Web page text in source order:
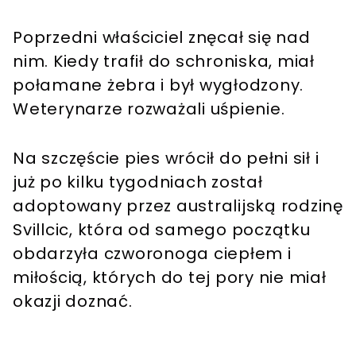
Poprzedni właściciel znęcał się nad
nim. Kiedy trafił do schroniska, miał
połamane żebra i był wygłodzony.
Weterynarze rozważali uśpienie.
Na szczęście pies wrócił do pełni sił i
już po kilku tygodniach został
adoptowany przez australijską rodzinę
Svillcic, która od samego początku
obdarzyła czworonoga ciepłem i
miłością, których do tej pory nie miał
okazji doznać.